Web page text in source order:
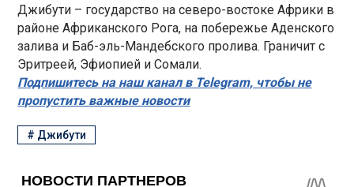
Джибути – государство на северо-востоке Африки в
районе Африканского Рога, на побережье Аденского
залива и Баб-эль-Мандебского пролива. Граничит с
Эритреей, Эфиопией и Сомали.
Подпишитесь на наш канал в Telegram, чтобы не
пропустить важные новости
# Джибути